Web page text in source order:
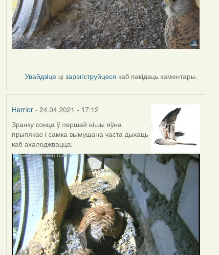
Увайдзіце цізарэгіструйцеся каб пакідаць каментары.
Harrier- 24.04.2021 - 17:12
Зранку сонца ў першай нішы яўна
прыпякае і самка вымушана часта дыхаць
каб ахалоджвацца: